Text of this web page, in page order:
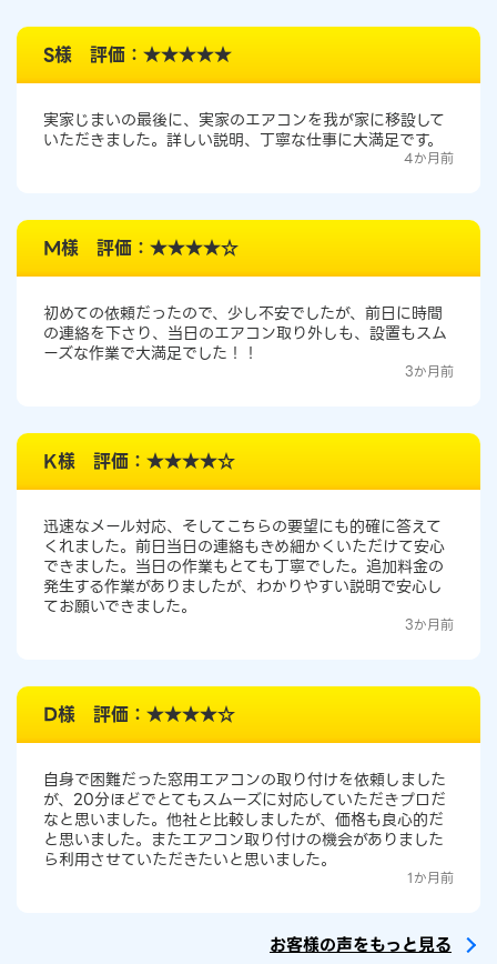
S様 評価：★★★★★
実家じまいの最後に、実家のエアコンを我が家に移設して
いただきました。詳しい説明、丁寧な仕事に大満足です。
4か月前
M様 評価：★★★★☆
初めての依頼だったので、少し不安でしたが、前日に時間
の連絡を下さり、当日のエアコン取り外しも、設置もスム
ーズな作業で大満足でした！！
3か月前
K様 評価：★★★★☆
迅速なメール対応、そしてこちらの要望にも的確に答えて
くれました。前日当日の連絡もきめ細かくいただけて安心
できました。当日の作業もとても丁寧でした。追加料金の
発生する作業がありましたが、わかりやすい説明で安心し
てお願いできました。
3か月前
D様 評価：★★★★☆
自身で困難だった窓用エアコンの取り付けを依頼しました
が、20分ほどでとてもスムーズに対応していただきプロだ
なと思いました。他社と比較しましたが、価格も良心的だ
と思いました。またエアコン取り付けの機会がありました
ら利用させていただきたいと思いました。
1か月前
お客様の声をもっと見る